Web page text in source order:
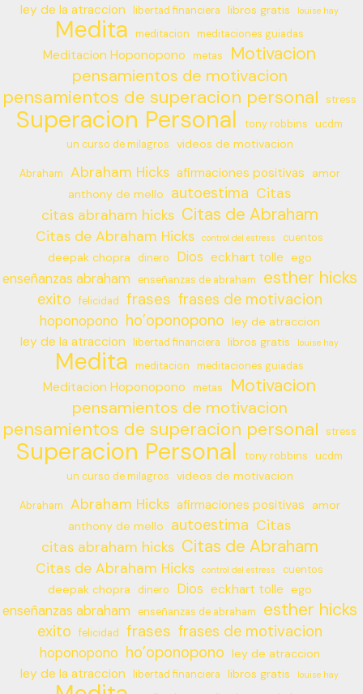
ley de la atraccion libertad financiera libros gratis louise hay
Medita meditacion meditaciones guiadas
Meditacion Hoponopono metas Motivacion
pensamientos de motivacion
pensamientos de superacion personal stress
Superacion Personal tony robbins
ucdm
un curso de milagros
videos de motivacion
Abraham Abraham Hicks afirmaciones positivas
amor
anthony de mello
autoestima Citas
citas abraham hicks Citas de Abraham
Citas de Abraham Hicks control del estress cuentos
deepak chopra dinero Dios eckhart tolle ego
enseñanzas abraham enseñanzas de abraham esther hicks
exito felicidad frases frases de motivacion
hoponopono ho’oponopono ley de atraccion
ley de la atraccion libertad financiera libros gratis louise hay
Medita meditacion meditaciones guiadas
Meditacion Hoponopono metas Motivacion
pensamientos de motivacion
pensamientos de superacion personal stress
Superacion Personal tony robbins
ucdm
un curso de milagros
videos de motivacion
Abraham Abraham Hicks afirmaciones positivas
amor
anthony de mello
autoestima Citas
citas abraham hicks Citas de Abraham
Citas de Abraham Hicks control del estress cuentos
deepak chopra dinero Dios eckhart tolle ego
enseñanzas abraham enseñanzas de abraham esther hicks
exito felicidad frases frases de motivacion
hoponopono ho’oponopono ley de atraccion
ley de la atraccion libertad financiera libros gratis louise hay